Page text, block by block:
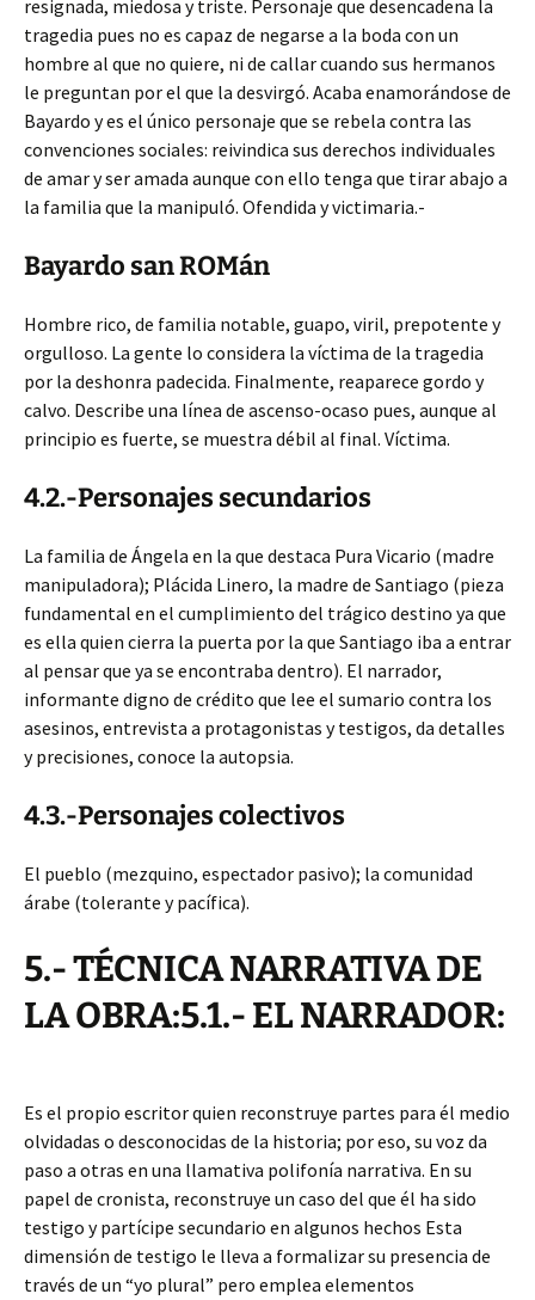
resignada, miedosa y triste. Personaje que desencadena la
tragedia pues no es capaz de negarse a la boda con un
hombre al que no quiere, ni de callar cuando sus hermanos
le preguntan por el que la desvirgó. Acaba enamorándose de
Bayardo y es el único personaje que se rebela contra las
convenciones sociales: reivindica sus derechos individuales
de amar y ser amada aunque con ello tenga que tirar abajo a
la familia que la manipuló. Ofendida y victimaria.-
Bayardo san ROMán
Hombre rico, de familia notable, guapo, viril, prepotente y
orgulloso. La gente lo considera la víctima de la tragedia
por la deshonra padecida. Finalmente, reaparece gordo y
calvo. Describe una línea de ascenso-ocaso pues, aunque al
principio es fuerte, se muestra débil al final. Víctima.
4.2.-Personajes secundarios
La familia de Ángela en la que destaca Pura Vicario (madre
manipuladora); Plácida Linero, la madre de Santiago (pieza
fundamental en el cumplimiento del trágico destino ya que
es ella quien cierra la puerta por la que Santiago iba a entrar
al pensar que ya se encontraba dentro). El narrador,
informante digno de crédito que lee el sumario contra los
asesinos, entrevista a protagonistas y testigos, da detalles
y precisiones, conoce la autopsia.
4.3.-Personajes colectivos
El pueblo (mezquino, espectador pasivo); la comunidad
árabe (tolerante y pacífica).
5.- TÉCNICA NARRATIVA DE
LA OBRA:5.1.- EL NARRADOR:
Es el propio escritor quien reconstruye partes para él medio
olvidadas o desconocidas de la historia; por eso, su voz da
paso a otras en una llamativa polifonía narrativa. En su
papel de cronista, reconstruye un caso del que él ha sido
testigo y partícipe secundario en algunos hechos Esta
dimensión de testigo le lleva a formalizar su presencia de
través de un “yo plural” pero emplea elementos